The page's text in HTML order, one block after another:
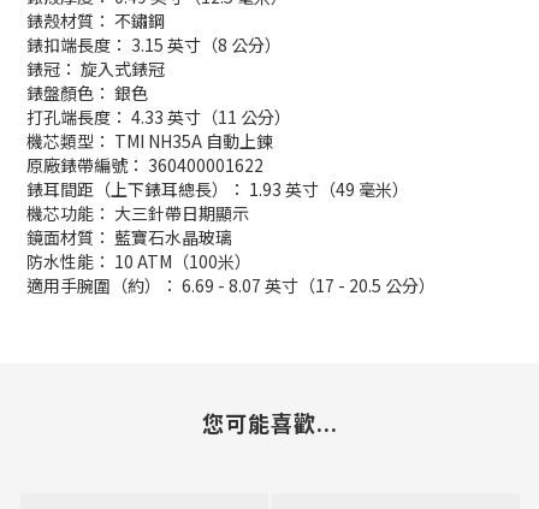
錶殼材質： 不鏽鋼
錶扣端長度： 3.15 英寸（8 公分）
錶冠： 旋入式錶冠
錶盤顏色： 銀色
打孔端長度： 4.33 英寸（11 公分）
機芯類型： TMI NH35A 自動上鍊
原廠錶帶編號： 360400001622
錶耳間距（上下錶耳總長）： 1.93 英寸（49 毫米）
機芯功能： 大三針帶日期顯示
鏡面材質： 藍寶石水晶玻璃
防水性能： 10 ATM（100米）
適用手腕圍（約）： 6.69 - 8.07 英寸（17 - 20.5 公分）
您可能喜歡...